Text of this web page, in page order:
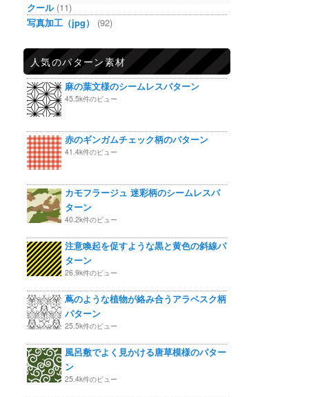
クール(11)
写真加工（jpg）
(92)
人気のパターン素材
麻の葉文様のシームレスパターン
45.5k件のビュー
赤のギンガムチェック柄のパターン
41.4k件のビュー
カモフラージュ 迷彩柄のシームレスパ
ターン
40.2k件のビュー
注意喚起を促すような黒と黄色の斜線パ
ターン
26.9k件のビュー
蔦のような植物が絡み合うアラベスク柄
パターン
25.5k件のビュー
風呂敷でよく見かける唐草模様のパター
ン
25.4k件のビュー